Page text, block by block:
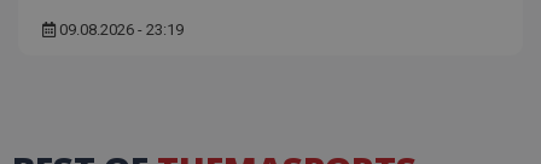
09.08.2026 - 23:19